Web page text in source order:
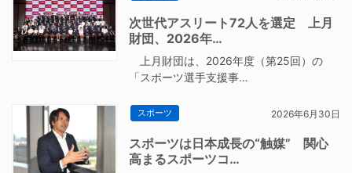
次世代アスリート72人を選定 上月
財団、2026年…
上月財団は、2026年度（第25回）の
「スポーツ選手支援事…
スポーツ 2026年6月30日
スポーツは日本成長の“触媒” 関心
高まるスポーツコ…